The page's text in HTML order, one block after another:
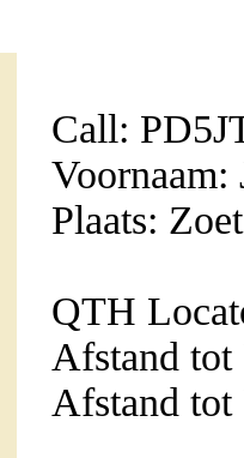
Call:
Voornaam:
Plaats:
QTH
Afstand tot
Afstand tot